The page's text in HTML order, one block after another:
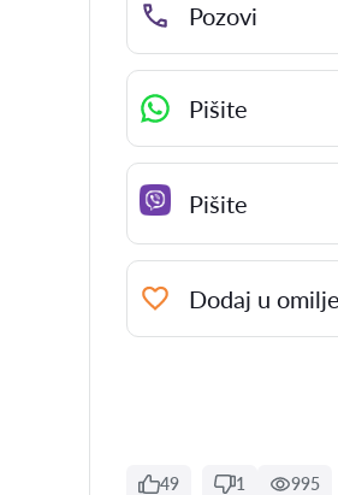
Pozovi
Pišite
Pišite
Dodaj u
49 1 995